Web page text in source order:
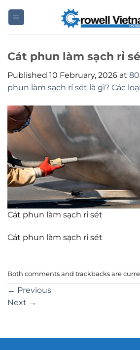
Cát phun làm sạch rỉ
Published 10 February, 2026 at
phun làm sạch rỉ sét là gì? Các
Cát phun làm sạch rỉ sét
Cát phun làm sạch rỉ sét
Both comments and trackbacks are
← Previous
Next →